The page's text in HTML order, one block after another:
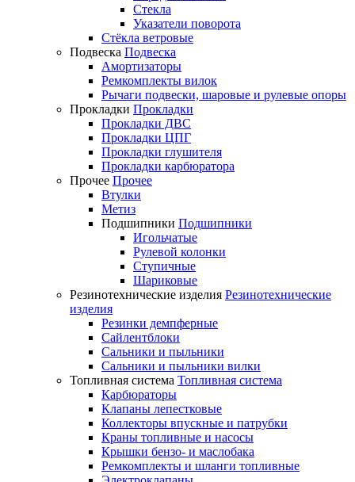
Стекла
Указатели поворота
Стёкла ветровые
Подвеска Подвеска
Амортизаторы
Ремкомплекты вилок
Рычаги подвески, шаровые и рулевые опоры
Прокладки Прокладки
Прокладки ДВС
Прокладки ЦПГ
Прокладки глушителя
Прокладки карбюратора
Прочее Прочее
Втулки
Метиз
Подшипники Подшипники
Игольчатые
Рулевой колонки
Ступичные
Шариковые
Резинотехнические изделия Резинотехнические
изделия
Резинки демпферные
Сайлентблоки
Сальники и пыльники
Сальники и пыльники вилки
Топливная система Топливная система
Карбюраторы
Клапаны лепестковые
Коллекторы впускные и патрубки
Краны топливные и насосы
Крышки бензо- и маслобака
Ремкомплекты и шланги топливные